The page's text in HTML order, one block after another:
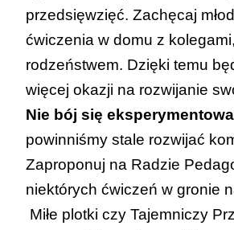
przedsięwzięć. Zachęcaj
ćwiczenia w domu z
rodzeństwem. Dzięki temu
więcej okazji na rozwijanie
Nie bój się
powinniśmy stale rozwijać
Zaproponuj na Radzie
niektórych ćwiczeń w gronie
Miłe plotki czy Tajemniczy